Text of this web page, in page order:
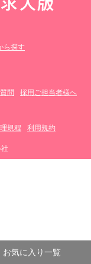
ら探す
問 採用ご担当者様へ
規程 利用規約
お気に入り一覧